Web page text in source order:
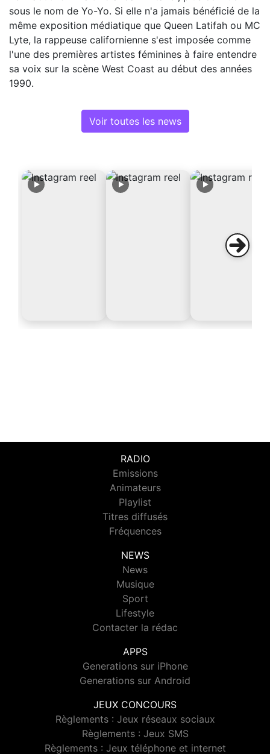
sous le nom de Yo-Yo. Si elle n'a jamais bénéficié de la
même exposition médiatique que Queen Latifah ou MC
Lyte, la rappeuse californienne s'est imposée comme
l'une des premières artistes féminines à faire entendre
sa voix sur la scène West Coast au début des années
1990.
Voir toutes les news
RADIO
Emissions
Animateurs
Playlist
Titres diffusés
Fréquences
NEWS
News
Musique
Sport
Lifestyle
Contacter la rédac
APPS
Generations sur iPhone
Generations sur Android
JEUX CONCOURS
Règlements : Jeux réseaux sociaux
Règlements : Jeux SMS
Règlements : Jeux téléphone et internet